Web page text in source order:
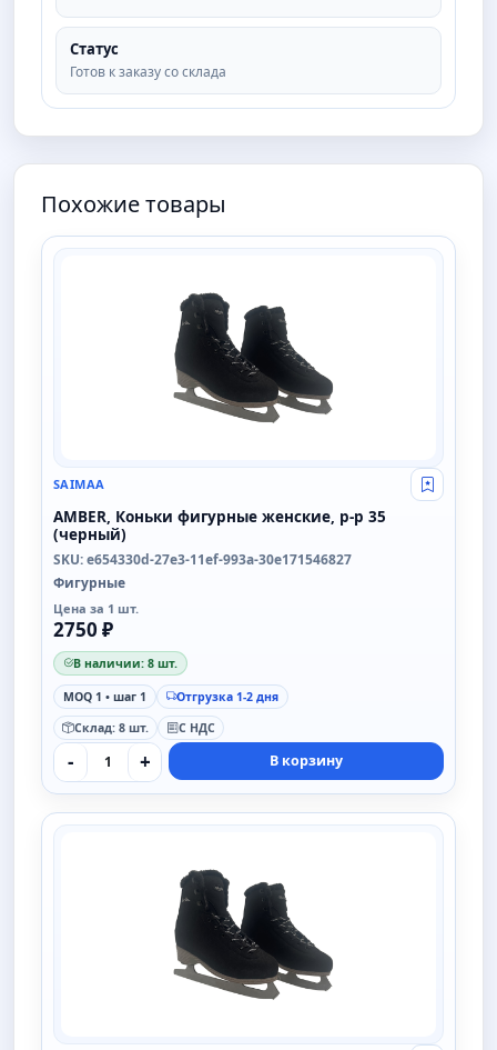
Статус
Готов к заказу со склада
Похожие товары
SAIMAA
SAIMAA Свой
AMBER, Коньки фигурные женские, р-р 35
(черный)
SKU: e654330d-27e3-11ef-993a-30e171546827
Фигурные
Цена за 1 шт.
2750 ₽
В наличии: 8 шт.
MOQ 1 • шаг 1
Отгрузка 1-2 дня
Склад: 8 шт.
С НДС
- + В корзину
SAIMAA